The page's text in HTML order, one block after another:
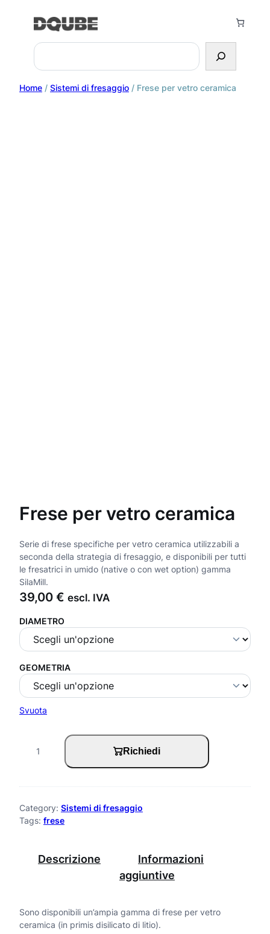
Search
Home / Sistemi di fresaggio / Frese per vetro ceramica
Frese per vetro ceramica
Serie di frese specifiche per vetro ceramica utilizzabili a
seconda della strategia di fresaggio, e disponibili per tutti
le fresatrici in umido (native o con wet option) gamma
SilaMill.
39,00 € escl. IVA
DIAMETRO
GEOMETRIA
Svuota
e
s
e
v
e
Richiedi
Category: Sistemi di fresaggio
Tags: frese
Descrizione
Informazioni
aggiuntive
Sono disponibili un’ampia gamma di frese per vetro
ceramica (in primis disilicato di litio).